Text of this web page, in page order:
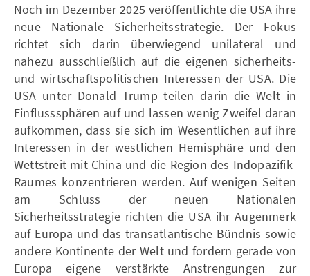
Noch im Dezember 2025 veröffentlichte die USA ihre
neue Nationale Sicherheitsstrategie. Der Fokus
richtet sich darin überwiegend unilateral und
nahezu ausschließlich auf die eigenen sicherheits-
und wirtschaftspolitischen Interessen der USA. Die
USA unter Donald Trump teilen darin die Welt in
Einflusssphären auf und lassen wenig Zweifel daran
aufkommen, dass sie sich im Wesentlichen auf ihre
Interessen in der westlichen Hemisphäre und den
Wettstreit mit China und die Region des Indopazifik-
Raumes konzentrieren werden. Auf wenigen Seiten
am Schluss der neuen Nationalen
Sicherheitsstrategie richten die USA ihr Augenmerk
auf Europa und das transatlantische Bündnis sowie
andere Kontinente der Welt und fordern gerade von
Europa eigene verstärkte Anstrengungen zur